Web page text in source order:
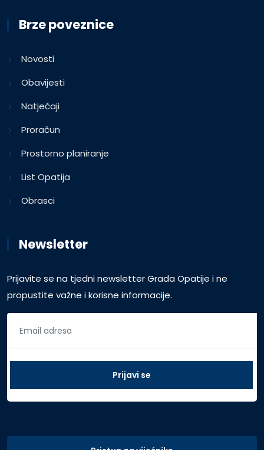
Brze poveznice
Novosti
Obavijesti
Natječaji
Proračun
Prostorno planiranje
List Opatija
Obrasci
Newsletter
Prijavite se na tjedni newsletter Grada Opatije i ne
propustite važne i korisne informacije.